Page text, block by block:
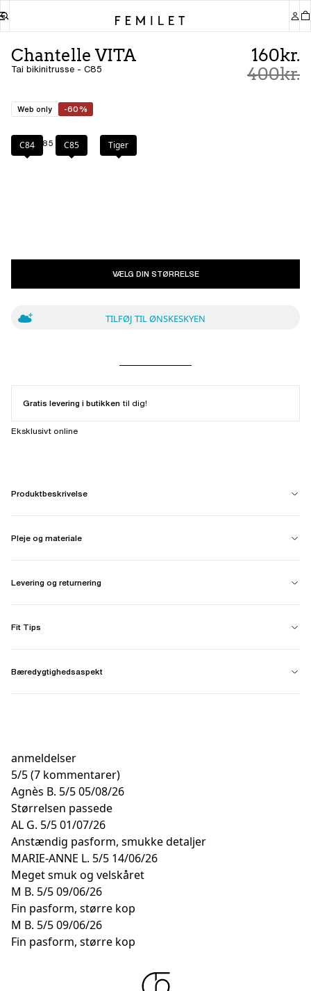
Chantelle VITA
Tai bikinitrusse - C85
160kr.
400kr.
Web only -60%
Farve: C85
C84 C85 Tiger
VÆLG DIN STØRRELSE
TILFØJ TIL ØNSKESKYEN
Gratis levering i butikken til dig!
Eksklusivt online
Produktbeskrivelse
Pleje og materiale
Levering og returnering
Fit Tips
Bæredygtighedsaspekt
anmeldelser
5/5(7 kommentarer)
Agnès B. 5/505/08/26
Størrelsen passede
AL G. 5/501/07/26
Anstændig pasform, smukke detaljer
MARIE-ANNE L. 5/5 14/06/26
Meget smuk og velskåret
M B. 5/509/06/26
Fin pasform, større kop
M B. 5/509/06/26
Fin pasform, større kop